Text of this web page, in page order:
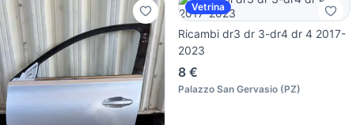
Vetrina
Ricambi dr3 dr 3-dr4 dr 4 2017-
2023
8 €
Palazzo San Gervasio(PZ)